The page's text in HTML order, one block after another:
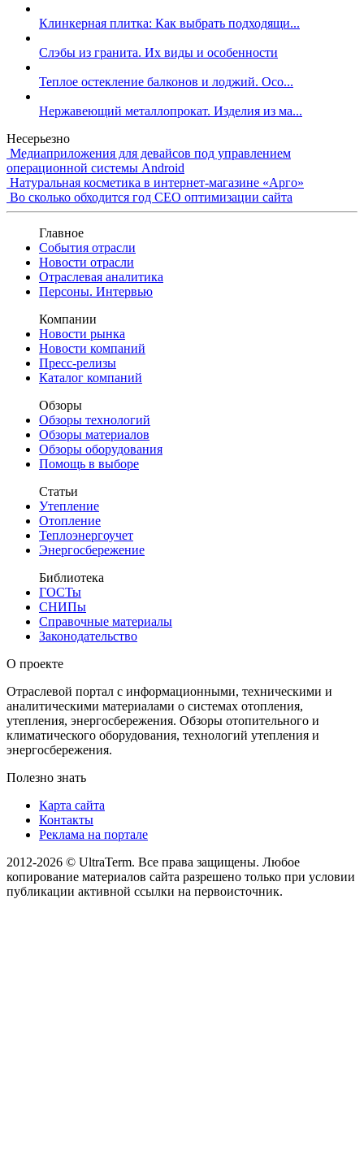
Клинкерная плитка: Как выбрать подходящи...
Слэбы из гранита. Их виды и особенности
Теплое остекление балконов и лоджий. Осо...
Нержавеющий металлопрокат. Изделия из ма...
Несерьезно
Медиаприложения для девайсов под управлением
операционной системы Android
Натуральная косметика в интернет-магазине «Арго»
Во сколько обходится год СЕО оптимизации сайта
Главное
События отрасли
Новости отрасли
Отраслевая аналитика
Персоны. Интервью
Компании
Новости рынка
Новости компаний
Пресс-релизы
Каталог компаний
Обзоры
Обзоры технологий
Обзоры материалов
Обзоры оборудования
Помощь в выборе
Статьи
Утепление
Отопление
Теплоэнергоучет
Энергосбережение
Библиотека
ГОСТы
СНИПы
Справочные материалы
Законодательство
О проекте
Отраслевой портал с информационными, техническими и
аналитическими материалами о системах отопления,
утепления, энергосбережения. Обзоры отопительного и
климатического оборудования, технологий утепления и
энергосбережения.
Полезно знать
Карта сайта
Контакты
Реклама на портале
2012-2026 © UltraTerm. Все права защищены. Любое
копирование материалов сайта разрешено только при условии
публикации активной ссылки на первоисточник.